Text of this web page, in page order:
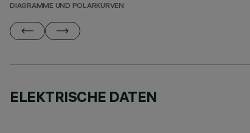
DIAGRAMME UND POLARKURVEN
ELEKTRISCHE DATEN